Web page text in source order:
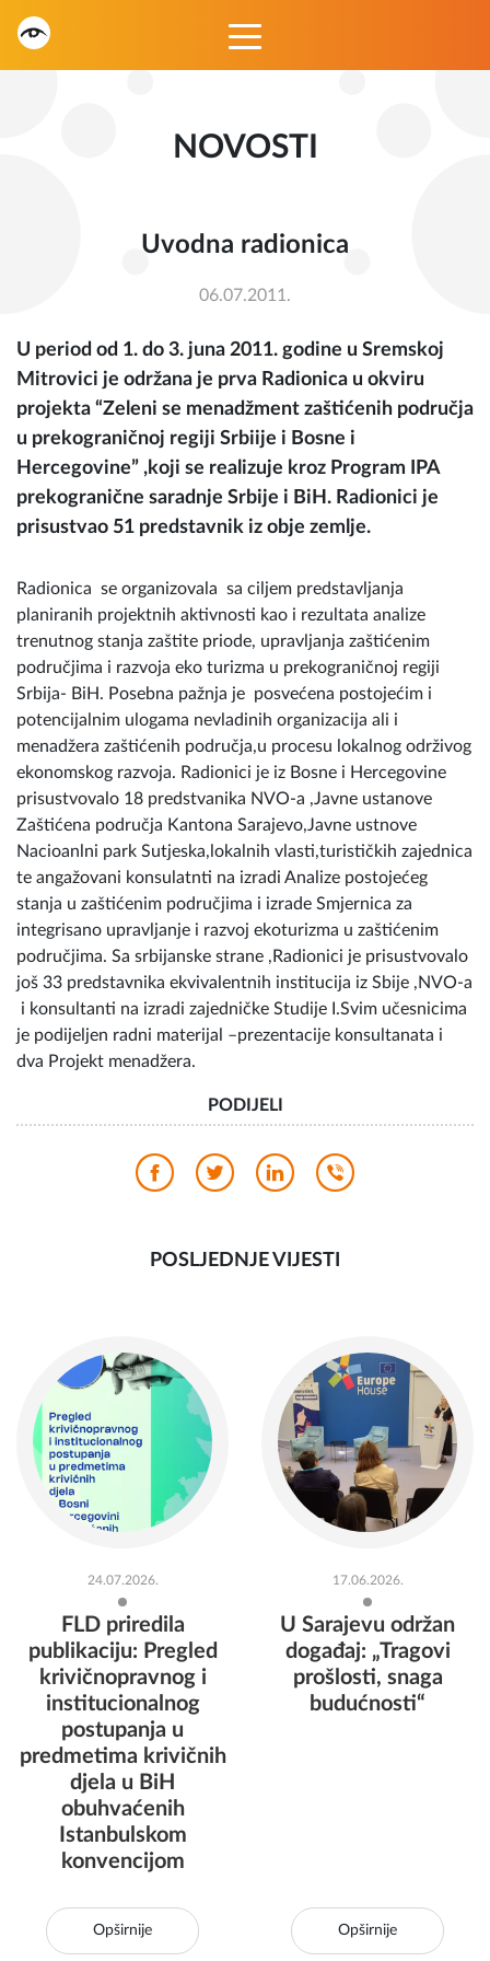
NOVOSTI
Uvodna radionica
06.07.2011.
U period od 1. do 3. juna 2011. godine u Sremskoj
Mitrovici je održana je prva Radionica u okviru
projekta “Zeleni se menadžment zaštićenih područja
u prekograničnoj regiji Srbiije i Bosne i
Hercegovine” ,koji se realizuje kroz Program IPA
prekogranične saradnje Srbije i BiH. Radionici je
prisustvao 51 predstavnik iz obje zemlje.
Radionica se organizovala sa ciljem predstavljanja
planiranih projektnih aktivnosti kao i rezultata analize
trenutnog stanja zaštite priode, upravljanja zaštićenim
područjima i razvoja eko turizma u prekograničnoj regiji
Srbija- BiH. Posebna pažnja je posvećena postojećim i
potencijalnim ulogama nevladinih organizacija ali i
menadžera zaštićenih područja,u procesu lokalnog održivog
ekonomskog razvoja. Radionici je iz Bosne i Hercegovine
prisustvovalo 18 predstvanika NVO-a ,Javne ustanove
Zaštićena područja Kantona Sarajevo,Javne ustnove
Nacioanlni park Sutjeska,lokalnih vlasti,turističkih zajednica
te angažovani konsulatnti na izradi Analize postojećeg
stanja u zaštićenim područjima i izrade Smjernica za
integrisano upravljanje i razvoj ekoturizma u zaštićenim
područjima. Sa srbijanske strane ,Radionici je prisustvovalo
još 33 predstavnika ekvivalentnih institucija iz Sbije ,NVO-a
i konsultanti na izradi zajedničke Studije I.Svim učesnicima
je podijeljen radni materijal –prezentacije konsultanata i
dva Projekt menadžera.
PODIJELI
POSLJEDNJE VIJESTI
24.07.2026.
FLD priredila
publikaciju: Pregled
krivičnopravnog i
institucionalnog
postupanja u
predmetima krivičnih
djela u BiH
obuhvaćenih
Istanbulskom
konvencijom
Opširnije
17.06.2026.
U Sarajevu održan
događaj: „Tragovi
prošlosti, snaga
budućnosti“
Opširnije